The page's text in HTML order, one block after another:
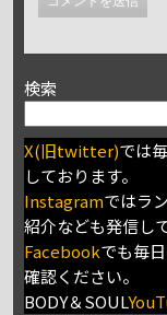
検索
X(旧twitter)では
しております。
Instagramではラ
紹介なども発信し
Facebookでも毎
確認ください。
BODY＆SOUL